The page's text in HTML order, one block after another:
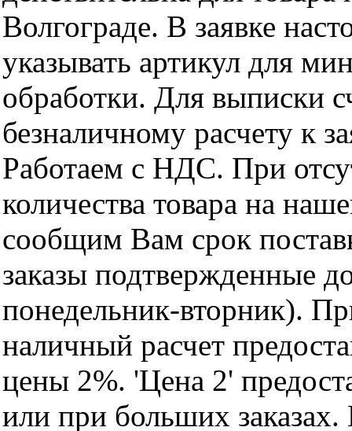
Волгограде. В заявке
указывать артикул для
обработки. Для выписки
безналичному расчету к
Работаем с НДС. При
количества товара на
сообщим Вам срок
заказы подтвержденные
понедельник-вторник).
наличный расчет
цены 2%. 'Цена 2'
или при больших